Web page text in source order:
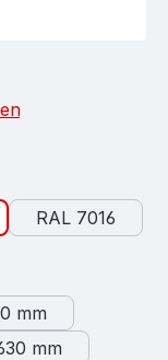
RAL 7016
mm
mm